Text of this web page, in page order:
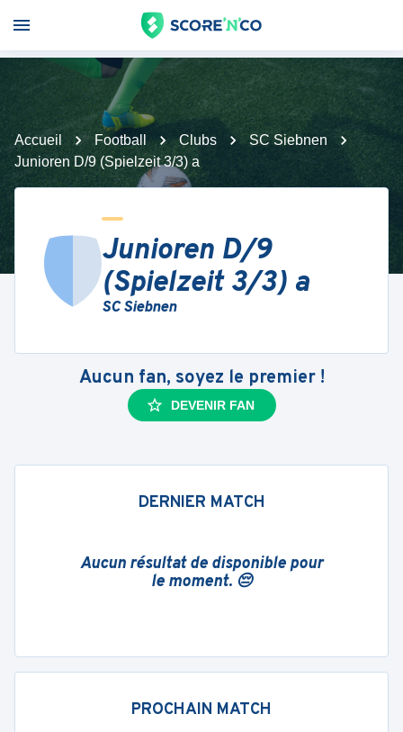
Accueil Football Clubs
SC Siebnen
Junioren D/9 (Spielzeit 3/3) a
Junioren D/9
(Spielzeit 3/3) a
SC Siebnen
Aucun fan, soyez le premier !
DEVENIR FAN
DERNIER MATCH
Aucun résultat de disponible pour
le moment. 😔
PROCHAIN MATCH